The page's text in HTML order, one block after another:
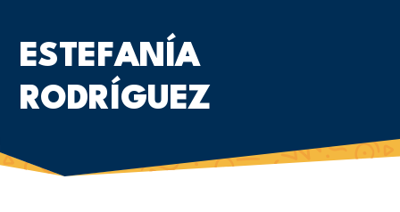
ESTEFANÍA
RODRÍGUEZ